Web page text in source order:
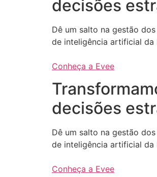
decisões
Dê um salto na gestão
de inteligência artificial da
Conheça a Evee
decisões
Dê um salto na gestão
de inteligência artificial da
Conheça a Evee